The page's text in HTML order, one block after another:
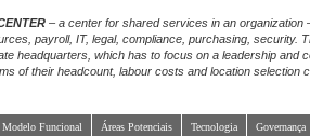
– a center for shared services in an
payroll, IT, legal, compliance, purchasing,
headquarters, which has to focus on a leadership
of their headcount, labour costs and location selection